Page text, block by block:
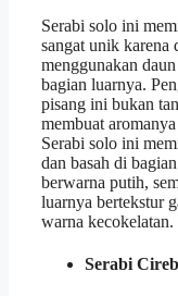
Serabi solo ini
sangat unik karena
menggunakan
bagian luarnya.
pisang ini bukan
membuat
Serabi solo ini
dan basah di
berwarna putih,
luarnya bertekstur
warna kecokelatan.
Serabi